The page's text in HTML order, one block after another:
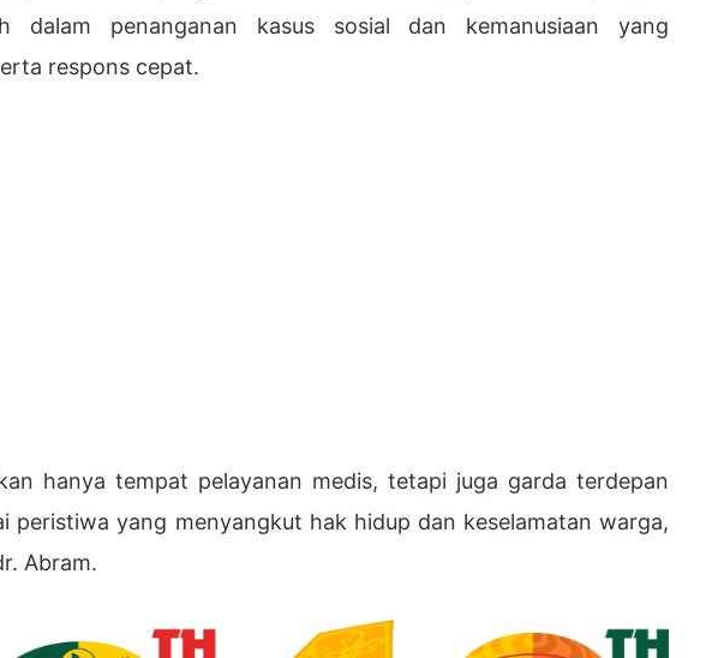
dalam penanganan kasus sosial dan kemanusiaan yang
respons cepat.
hanya tempat pelayanan medis, tetapi juga garda terdepan
peristiwa yang menyangkut hak hidup dan keselamatan warga,
Abram.